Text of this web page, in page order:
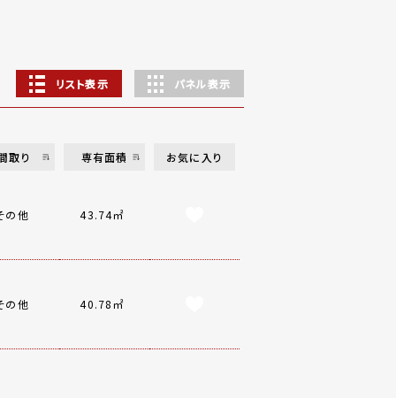
リスト表示 パネル表示
取り 専有面積 お気に入り
の他 43.74㎡
の他 40.78㎡